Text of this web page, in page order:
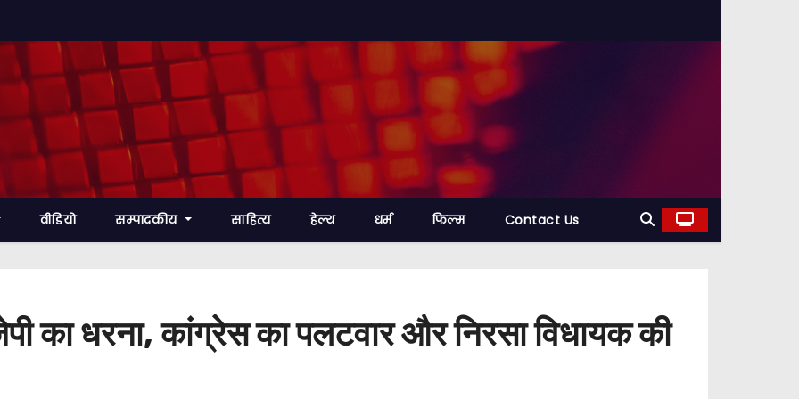
वीडियो सम्पादकीय साहित्य हेल्थ धर्म फिल्म Contact Us
का धरना, कांग्रेस का पलटवार और निरसा विधायक की